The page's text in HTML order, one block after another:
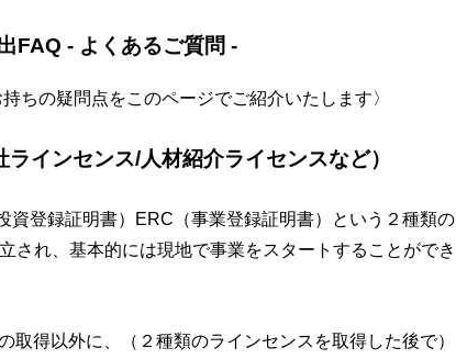
FAQ - よくあるご質問 -
ちの疑問点をこのページでご紹介いたします〉
インセンス/人材紹介ライセンスなど）
資登録証明書）ERC（事業登録証明書）という２種類の
され、基本的には現地で事業をスタートすることができ
得以外に、（２種類のラインセンスを取得した後で）